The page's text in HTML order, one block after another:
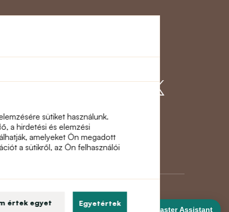
sütiket használunk.
a hirdetési és elemzési
amelyeket Ön megadott
a sütikről, az Ön felhasználói
értek egyet Egyetértek
hozzánk
DanceMaster Assistant